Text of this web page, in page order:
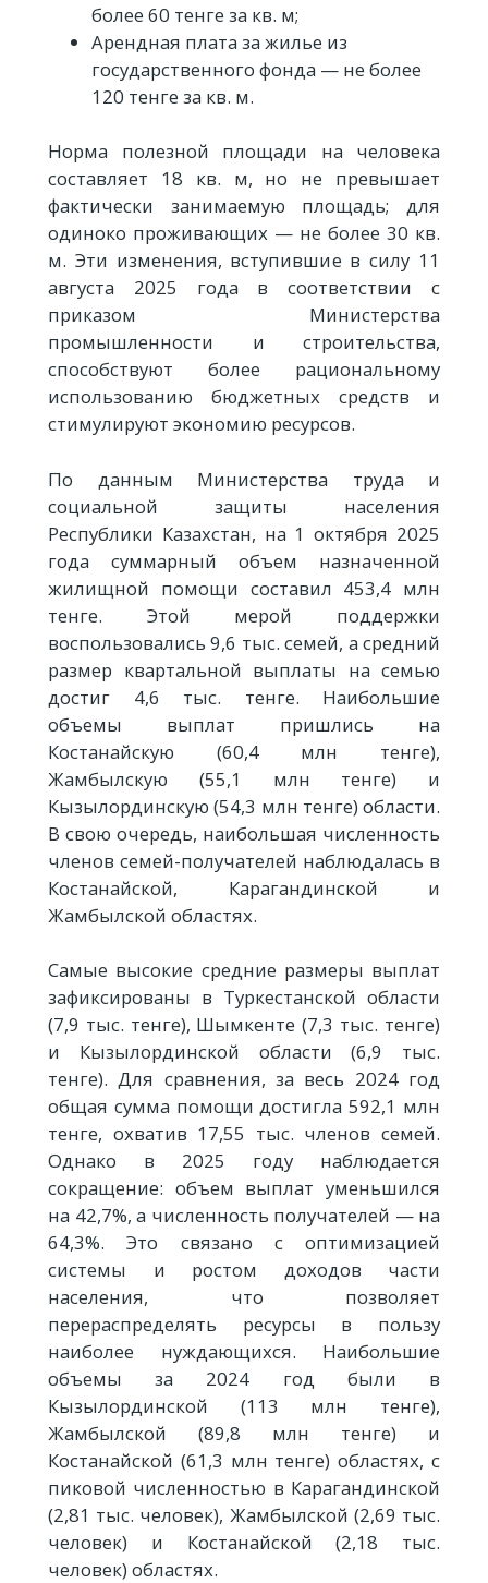
более 60 тенге за кв. м;
Арендная плата за жилье из
государственного фонда — не более
120 тенге за кв. м.
Норма полезной площади на человека
составляет 18 кв. м, но не превышает
фактически занимаемую площадь; для
одиноко проживающих — не более 30 кв.
м. Эти изменения, вступившие в силу 11
августа 2025 года в соответствии с
приказом Министерства
промышленности и строительства,
способствуют более рациональному
использованию бюджетных средств и
стимулируют экономию ресурсов.
По данным Министерства труда и
социальной защиты населения
Республики Казахстан, на 1 октября 2025
года суммарный объем назначенной
жилищной помощи составил 453,4 млн
тенге. Этой мерой поддержки
воспользовались 9,6 тыс. семей, а средний
размер квартальной выплаты на семью
достиг 4,6 тыс. тенге. Наибольшие
объемы выплат пришлись на
Костанайскую (60,4 млн тенге),
Жамбылскую (55,1 млн тенге) и
Кызылординскую (54,3 млн тенге) области.
В свою очередь, наибольшая численность
членов семей-получателей наблюдалась в
Костанайской, Карагандинской и
Жамбылской областях.
Самые высокие средние размеры выплат
зафиксированы в Туркестанской области
(7,9 тыс. тенге), Шымкенте (7,3 тыс. тенге)
и Кызылординской области (6,9 тыс.
тенге). Для сравнения, за весь 2024 год
общая сумма помощи достигла 592,1 млн
тенге, охватив 17,55 тыс. членов семей.
Однако в 2025 году наблюдается
сокращение: объем выплат уменьшился
на 42,7%, а численность получателей — на
64,3%. Это связано с оптимизацией
системы и ростом доходов части
населения, что позволяет
перераспределять ресурсы в пользу
наиболее нуждающихся. Наибольшие
объемы за 2024 год были в
Кызылординской (113 млн тенге),
Жамбылской (89,8 млн тенге) и
Костанайской (61,3 млн тенге) областях, с
пиковой численностью в Карагандинской
(2,81 тыс. человек), Жамбылской (2,69 тыс.
человек) и Костанайской (2,18 тыс.
человек) областях.